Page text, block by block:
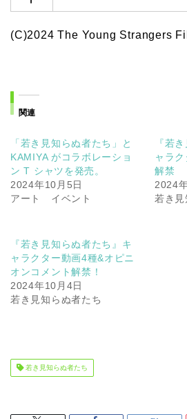
(C)2024 The Young Strangers
関連
「若き見知らぬ者たち」と
KAMIYA がコラボレーショ
ン T シャツを発売。
2024年10月5日
アート イベント
『若
ャラ
解禁
2024
若き見
『若き見知らぬ者たち』キ
ャラクター動画4種&オピニ
オンコメント解禁！
2024年10月4日
若き見知らぬ者たち
若き見知らぬ者たち